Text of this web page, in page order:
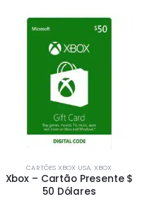
CARTÕES XBOX USA, XBOX
Xbox – Cartão Presente $
50 Dólares